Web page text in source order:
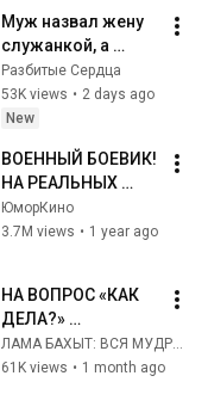
история ｜ Аудио
рассказ.
Муж назвал жену
служанкой, а
любовницу
представил
супругой — но
всё
Разбитые Сердца
53K views • 2 days ago
New
ВОЕННЫЙ БОЕВИК!
НА РЕАЛЬНЫХ
СОБЫТИЯХ! Отрыв |
1-4 Серии
ЮморКино
3.7M views • 1 year ago
НА ВОПРОС «КАК
ДЕЛА?»
СУЩЕСТВУЕТ
ЛИШЬ ОДИН
ЛАМА БАХЫТ: ВСЯ МУДРОСТЬ ВОСТОКА
61K views • 1 month ago